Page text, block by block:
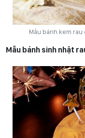
Mẫu bánh kem
Mẫu bánh sinh nhật